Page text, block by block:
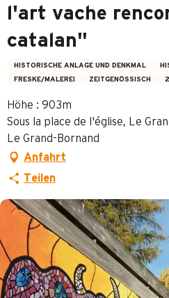
l'art vache
catalan"
HISTORISCHE ANLAGE UND DENKMAL
FRESKE/MALEREI
ZEITGENÖSSISCH
Höhe : 903m
Sous la place de l'église, Le
Le Grand-Bornand
Anfahrt
Teilen